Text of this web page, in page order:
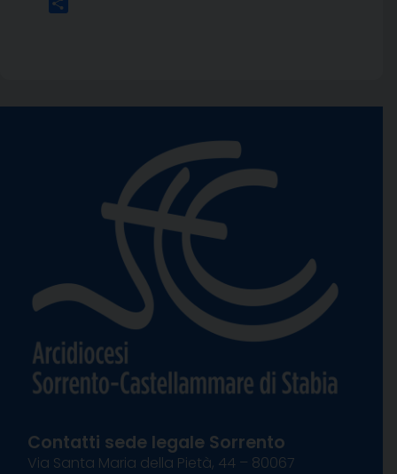
Contatti sede legale Sorrento
Via Santa Maria della Pietà, 44 – 80067